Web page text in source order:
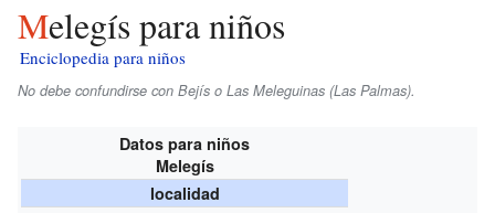
Melegís para niños
Enciclopedia para niños
No debe confundirse con Bejís o Las Meleguinas (Las Palmas).
Datos para niños
Melegís
localidad